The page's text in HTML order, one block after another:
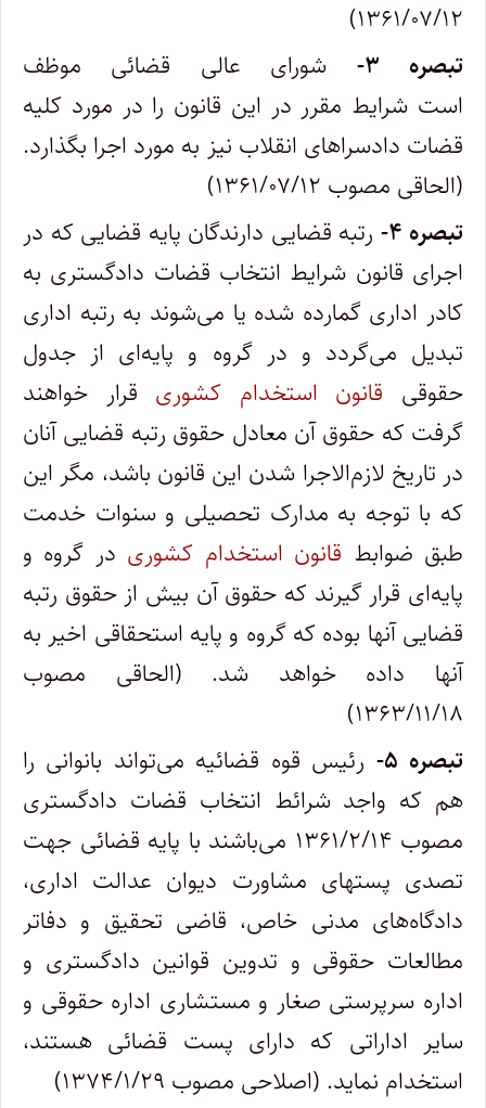
۱۳۶۱/۰۷/۱۲)
تبصره ۳-
شورای عالی قضائی موظف
است شرایط مقرر در این قانون را در مورد کلیه
قضات دادسراهای انقلاب نیز به مورد اجرا بگذارد.
‌(الحاقی مصوب ۱۳۶۱/۰۷/۱۲)
تبصره ۴- رتبه قضایی دارندگان پایه قضایی که در
اجرای قانون شرایط انتخاب قضات دادگستری به
کادر اداری گمارده شده یا می‌شوند به رتبه اداری
تبدیل می‌گردد و در گروه و پایه‌ای از جدول
حقوقی قانون استخدام کشوری قرار خواهند
گرفت که حقوق آن معادل حقوق رتبه قضایی آنان
در تاریخ لازم‌الاجرا شدن این قانون باشد، مگر این
که با توجه به مدارک تحصیلی و سنوات خدمت
طبق ضوابط قانون استخدام کشوری در گروه و
پایه‌ای قرار گیرند که حقوق آن بیش از حقوق رتبه
قضایی آنها بوده که گروه و پایه استحقاقی اخیر به
آنها داده خواهد شد. (الحاقی مصوب
۱۳۶۳/۱۱/۱۸)
تبصره ۵-
رئیس قوه قضائیه می‌تواند بانوانی را
هم که واجد شرائط انتخاب قضات دادگستری
مصوب ۱۳۶۱/۲/۱۴ می‌باشند با پایه قضائی جهت
تصدی پستهای مشاورت دیوان عدالت اداری،‌
دادگاه‌های مدنی خاص، قاضی تحقیق و دفاتر
مطالعات حقوقی و تدوین قوانین دادگستری و
اداره سرپرستی صغار و مستشاری اداره حقوقی و
سایر اداراتی که دارای پست قضائی هستند،
استخدام نماید. (اصلاحی مصوب ۱۳۷۴/۱/۲۹)